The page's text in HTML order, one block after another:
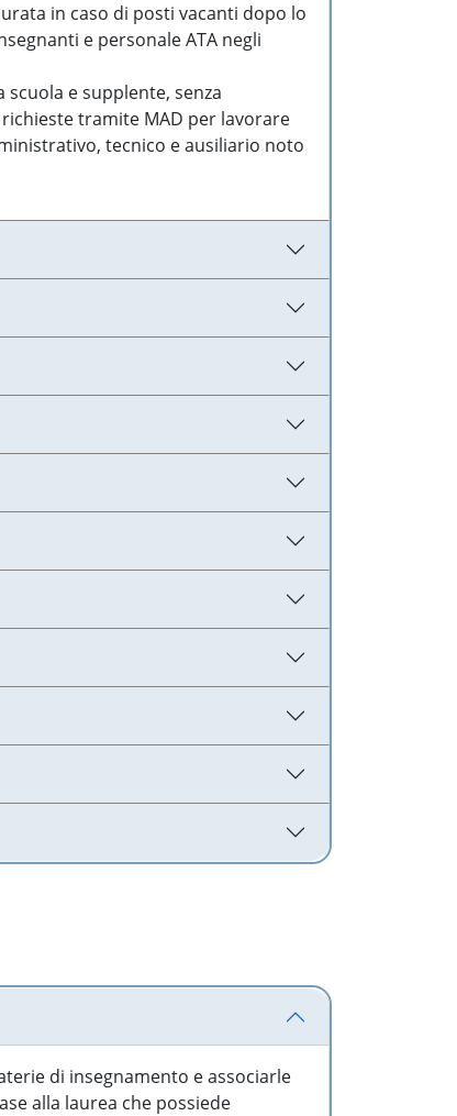
in caso di posti vacanti dopo lo
e personale ATA negli
e supplente, senza
tramite MAD per lavorare
tecnico e ausiliario noto
di insegnamento e associarle
alla laurea che possiede